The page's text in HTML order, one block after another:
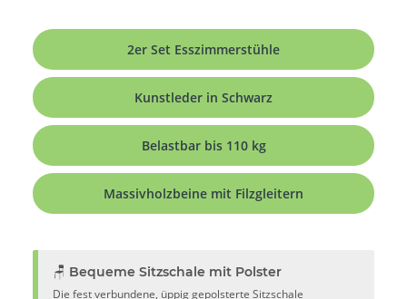
2er Set Esszimmerstühle
Kunstleder in Schwarz
Belastbar bis 110 kg
Massivholzbeine mit Filzgleitern
🪑 Bequeme Sitzschale mit Polster
Die fest verbundene, üppig gepolsterte Sitzschale